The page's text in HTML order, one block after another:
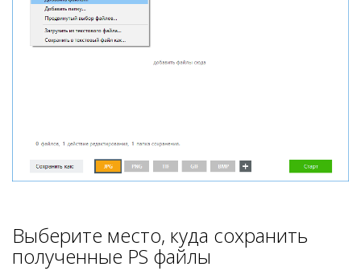
Выберите место, куда сохранить
полученные PS файлы